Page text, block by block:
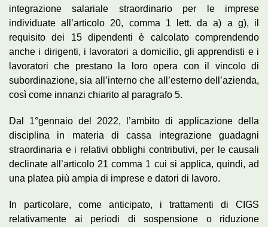
integrazione salariale straordinario per le imprese
individuate all’articolo 20, comma 1 lett. da a) a g), il
requisito dei 15 dipendenti è calcolato comprendendo
anche i dirigenti, i lavoratori a domicilio, gli apprendisti e i
lavoratori che prestano la loro opera con il vincolo di
subordinazione, sia all’interno che all’esterno dell’azienda,
così come innanzi chiarito al paragrafo 5.
Dal 1°gennaio del 2022, l’ambito di applicazione della
disciplina in materia di cassa integrazione guadagni
straordinaria e i relativi obblighi contributivi, per le causali
declinate all’articolo 21 comma 1 cui si applica, quindi, ad
una platea più ampia di imprese e datori di lavoro.
In particolare, come anticipato, i trattamenti di CIGS
relativamente ai periodi di sospensione o riduzione